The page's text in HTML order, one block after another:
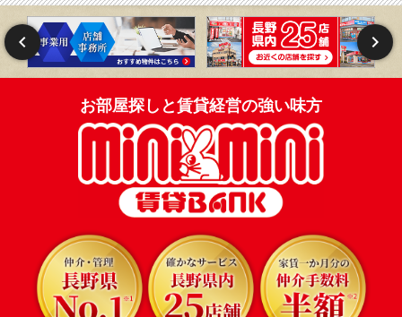
お部屋探しと賃貸経営の強い味方